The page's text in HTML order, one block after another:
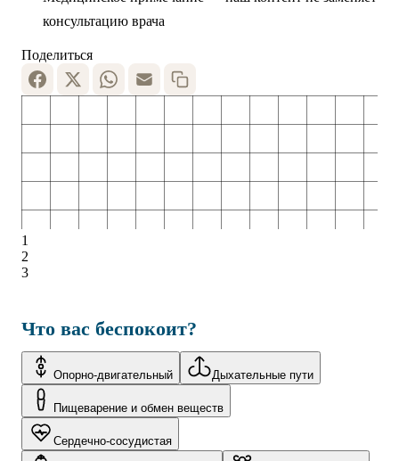
консультацию врача
Поделиться
1
2
3
Что вас беспокоит?
Опорно-двигательный Дыхательные пути
Пищеварение и обмен веществ
Сердечно-сосудистая